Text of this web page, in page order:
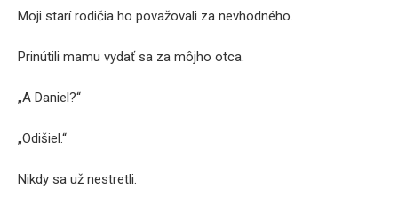
Moji starí rodičia ho považovali za nevhodného.
Prinútili mamu vydať sa za môjho otca.
„A Daniel?“
„Odišiel.“
Nikdy sa už nestretli.